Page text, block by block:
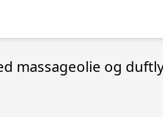
massageolie og